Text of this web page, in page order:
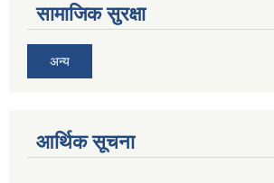
सामाजिक सुरक्षा
अन्य
आर्थिक सूचना